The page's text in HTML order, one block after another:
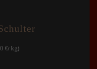
€/ kg)